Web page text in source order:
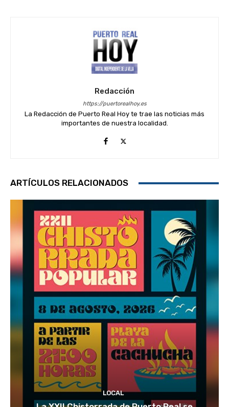
Redacción
https://puertorealhoy.es
La Redacción de Puerto Real Hoy te trae las noticias más
importantes de nuestra localidad.
ARTÍCULOS RELACIONADOS
LOCAL